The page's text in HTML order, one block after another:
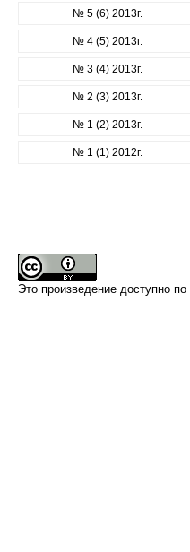
№ 5 (6) 2013г.
№ 4 (5) 2013г.
№ 3 (4) 2013г.
№ 2 (3) 2013г.
№ 1 (2) 2013г.
№ 1 (1) 2012г.
Это произведение доступно по